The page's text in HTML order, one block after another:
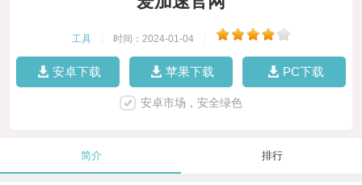
工具 时间：2024-01-04
安卓下载 苹果下载 PC下载
安卓市场，安全绿色
简介 排行